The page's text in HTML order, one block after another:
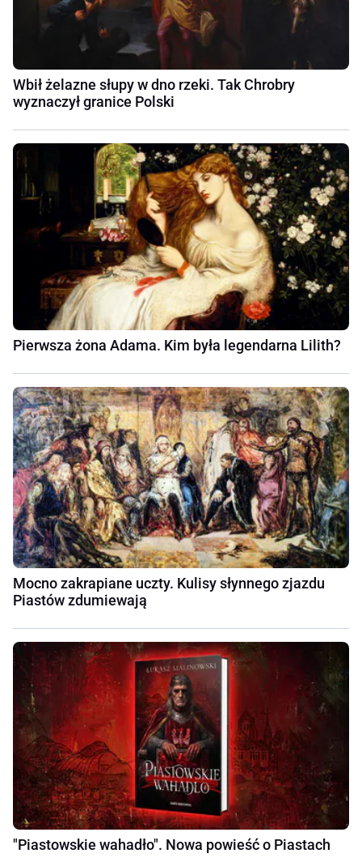
Wbił żelazne słupy w dno rzeki. Tak Chrobry
wyznaczył granice Polski
Pierwsza żona Adama. Kim była legendarna Lilith?
Mocno zakrapiane uczty. Kulisy słynnego zjazdu
Piastów zdumiewają
"Piastowskie wahadło". Nowa powieść o Piastach